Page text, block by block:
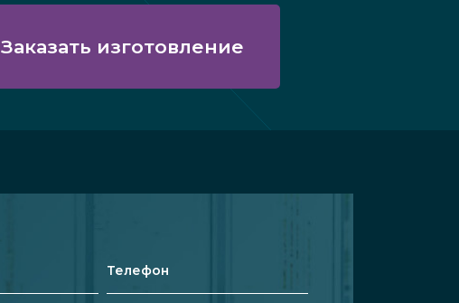
Заказать изготовление